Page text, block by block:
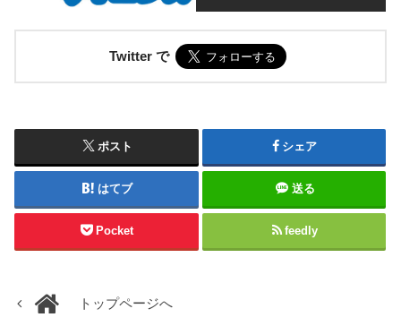
Twitter で
ポスト シェア
はてブ 送る
Pocket feedly
トップページへ